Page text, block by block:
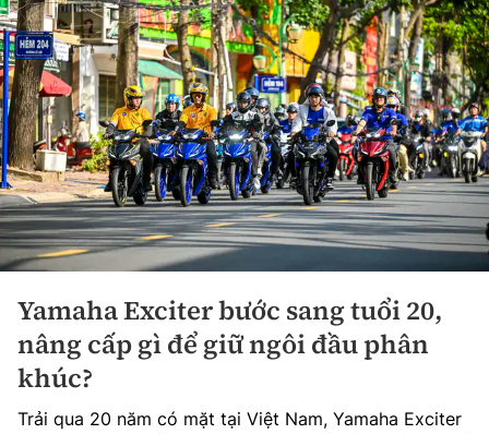
Yamaha Exciter bước sang tuổi 20,
nâng cấp gì để giữ ngôi đầu phân
khúc?
Trải qua 20 năm có mặt tại Việt Nam, Yamaha Exciter